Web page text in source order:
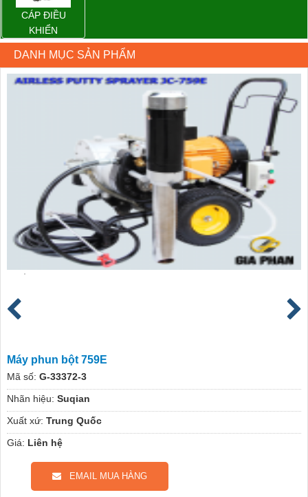
CÁP ĐIỀU
KHIỂN
DANH MỤC SẢN PHẨM
Máy phun bột 759E
Mã số: G-33372-3
Nhãn hiệu: Suqian
Xuất xứ: Trung Quốc
Giá: Liên hệ
EMAIL MUA HÀNG